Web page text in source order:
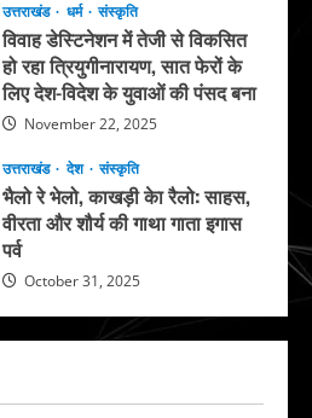
उत्तराखंड धर्म संस्कृति
विवाह डेस्टिनेशन में तेजी से विकसित
हो रहा त्रियुगीनारायण, सात फेरों के
लिए देश-विदेश के युवाओं की पंसद बना
November 22, 2025
उत्तराखंड देश संस्कृति
भैलो रे भेलो, काखड़ी केा रैलो: साहस,
वीरता और शौर्य की गाथा गाता इगास
पर्व
October 31, 2025